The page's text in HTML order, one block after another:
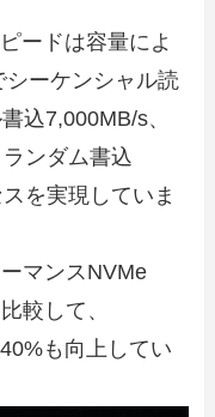
ードは容量によ
シーケンシャル読
込7,000MB/s、
ンダム書込
を実現していま
マンスNVMe
較して、
も向上してい